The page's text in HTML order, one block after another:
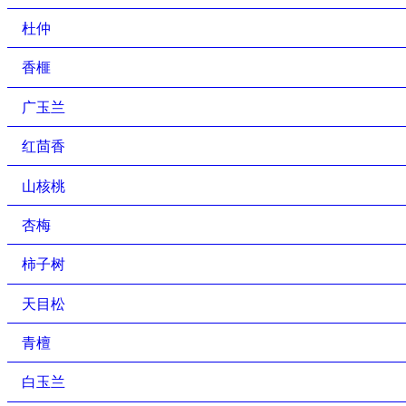
杜仲
香榧
广玉兰
红茴香
山核桃
杏梅
柿子树
天目松
青檀
白玉兰